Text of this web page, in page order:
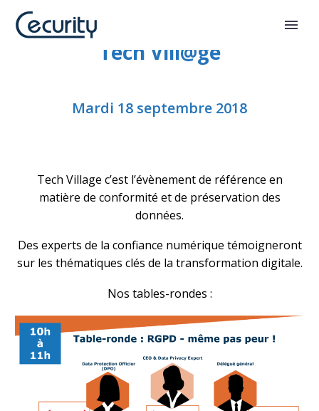
Tech Vill@ge
Mardi 18 septembre 2018
Tech Village c’est l’évènement de référence en
matière de conformité et de préservation des
données.
Des experts de la confiance numérique témoigneront
sur les thématiques clés de la transformation digitale.
Nos tables-rondes :